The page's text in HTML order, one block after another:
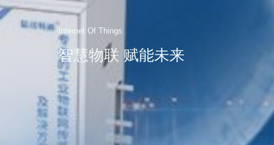
Internet Of Things
智慧物联 赋能未来